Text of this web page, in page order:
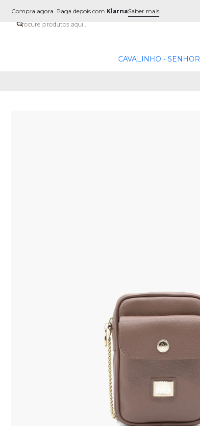
CAVALINHO -
Compra agora. Paga depois com KlarnaSaber mais